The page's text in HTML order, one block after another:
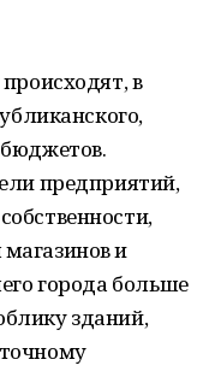
в
предприятий,
и
города больше
зданий,